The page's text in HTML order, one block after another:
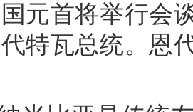
元首将举行会
特瓦总统。恩